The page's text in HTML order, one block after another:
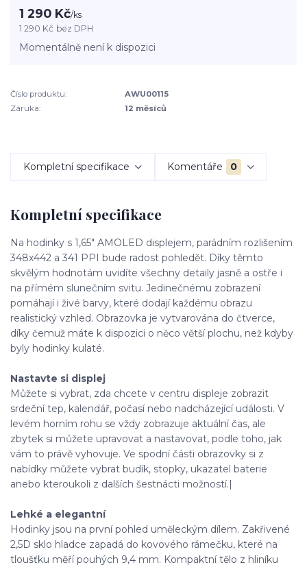
1 290 Kč/ks
1 290 Kč bez DPH
Momentálně není k dispozici
Číslo produktu:
AWU00115
Záruka:
12 měsíců
Kompletní specifikace Komentáře 0
Kompletní specifikace
Na hodinky s 1,65" AMOLED displejem, parádním rozlišením
348x442 a 341 PPI bude radost pohledět. Díky těmto
skvělým hodnotám uvidíte všechny detaily jasně a ostře i
na přímém slunečním svitu. Jedinečnému zobrazení
pomáhají i živé barvy, které dodají každému obrazu
realistický vzhled. Obrazovka je vytvarována do čtverce,
díky čemuž máte k dispozici o něco větší plochu, než kdyby
byly hodinky kulaté.
Nastavte si displej
Můžete si vybrat, zda chcete v centru displeje zobrazit
srdeční tep, kalendář, počasí nebo nadcházející události. V
levém horním rohu se vždy zobrazuje aktuální čas, ale
zbytek si můžete upravovat a nastavovat, podle toho, jak
vám to právě vyhovuje. Ve spodní části obrazovky si z
nabídky můžete vybrat budík, stopky, ukazatel baterie
anebo kteroukoli z dalších šestnácti možností.|
Lehké a elegantní
Hodinky jsou na první pohled uměleckým dílem. Zakřivené
2,5D sklo hladce zapadá do kovového rámečku, které na
tloušťku měří pouhých 9,4 mm. Kompaktní tělo z hliníku